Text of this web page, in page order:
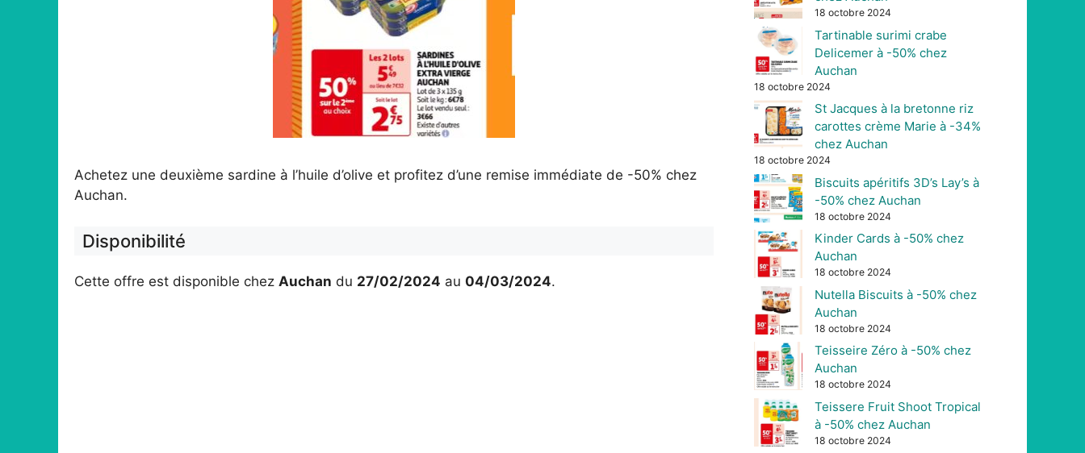
Achetez une deuxième sardine à l’huile d’olive et profitez d’une remise immédiate de -50% chez
Auchan.
Disponibilité
Cette offre est disponible chez Auchan du 27/02/2024 au 04/03/2024.
18 octobre 2024
Tartinable surimi crabe
Delicemer à -50% chez
Auchan
18 octobre 2024
St Jacques à la bretonne riz
carottes crème Marie à -34%
chez Auchan
18 octobre 2024
Biscuits apéritifs 3D’s Lay’s à
-50% chez Auchan
18 octobre 2024
Kinder Cards à -50% chez
Auchan
18 octobre 2024
Nutella Biscuits à -50% chez
Auchan
18 octobre 2024
Teisseire Zéro à -50% chez
Auchan
18 octobre 2024
Teissere Fruit Shoot Tropical
à -50% chez Auchan
18 octobre 2024